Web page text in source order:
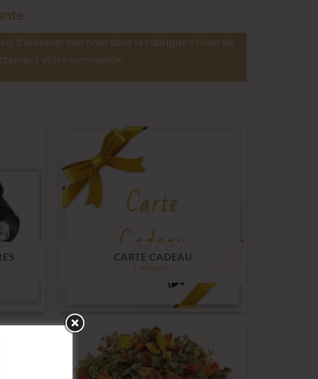
d’indiquer son nom dans la rubrique « Nom de
votre commande.
CARTE CADEAU
1 PRODUIT